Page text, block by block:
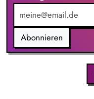
Abonnieren